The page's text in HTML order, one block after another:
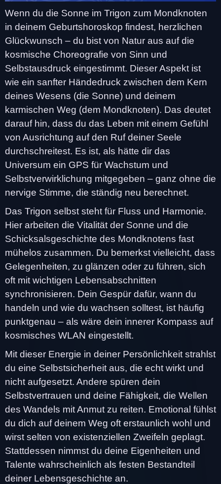
Wenn du die Sonne im Trigon zum Mondknoten
in deinem Geburtshoroskop findest, herzlichen
Glückwunsch – du bist von Natur aus auf die
kosmische Choreografie von Sinn und
Selbstausdruck eingestimmt. Dieser Aspekt ist
wie ein sanfter Händedruck zwischen dem Kern
deines Wesens (die Sonne) und deinem
karmischen Weg (dem Mondknoten). Das deutet
darauf hin, dass du das Leben mit einem Gefühl
von Ausrichtung auf den Ruf deiner Seele
durchschreitest. Es ist, als hätte dir das
Universum ein GPS für Wachstum und
Selbstverwirklichung mitgegeben – ganz ohne die
nervige Stimme, die ständig neu berechnet.
Das Trigon selbst steht für Fluss und Harmonie.
Hier arbeiten die Vitalität der Sonne und die
Schicksalsgeschichte des Mondknotens fast
mühelos zusammen. Du bemerkst vielleicht, dass
Gelegenheiten, zu glänzen oder zu führen, sich
oft mit wichtigen Lebensabschnitten
synchronisieren. Dein Gespür dafür, wann du
handeln und wie du wachsen solltest, ist häufig
punktgenau – als wäre dein innerer Kompass auf
kosmisches WLAN eingestellt.
Mit dieser Energie in deiner Persönlichkeit strahlst
du eine Selbstsicherheit aus, die echt wirkt und
nicht aufgesetzt. Andere spüren dein
Selbstvertrauen und deine Fähigkeit, die Wellen
des Wandels mit Anmut zu reiten. Emotional fühlst
du dich auf deinem Weg oft erstaunlich wohl und
wirst selten von existenziellen Zweifeln geplagt.
Stattdessen nimmst du deine Eigenheiten und
Talente wahrscheinlich als festen Bestandteil
deiner Lebensgeschichte an.